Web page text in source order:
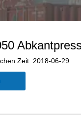
Zeit: 2018-06-29